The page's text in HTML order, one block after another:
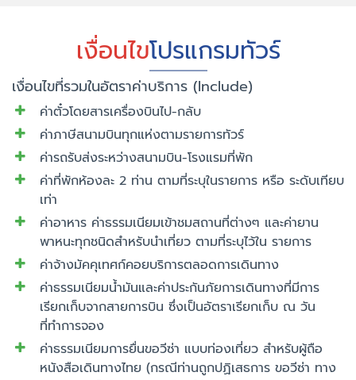
เงื่อนไขโปรแกรมทัวร์
เงื่อนไขที่รวมในอัตราค่าบริการ (Include)
ค่าตั๋วโดยสารเครื่องบินไป-กลับ
ค่าภาษีสนามบินทุกแห่งตามรายการทัวร์
ค่ารถรับส่งระหว่างสนามบิน-โรงแรมที่พัก
ค่าที่พักห้องละ 2 ท่าน ตามที่ระบุในรายการ หรือ ระดับเทียบ
เท่า
ค่าอาหาร ค่าธรรมเนียมเข้าชมสถานที่ต่างๆ และค่ายาน
พาหนะทุกชนิดสำหรับนำเที่ยว ตามที่ระบุไว้ใน รายการ
ค่าจ้างมัคคุเทศก์คอยบริการตลอดการเดินทาง
ค่าธรรมเนียมน้ำมันและค่าประกันภัยการเดินทางที่มีการ
เรียกเก็บจากสายการบิน ซึ่งเป็นอัตราเรียกเก็บ ณ วัน
ที่ทำการจอง
ค่าธรรมเนียมการยื่นขอวีซ่า แบบท่องเที่ยว สำหรับผู้ถือ
หนังสือเดินทางไทย (กรณีท่านถูกปฏิเสธการ ขอวีซ่า ทาง